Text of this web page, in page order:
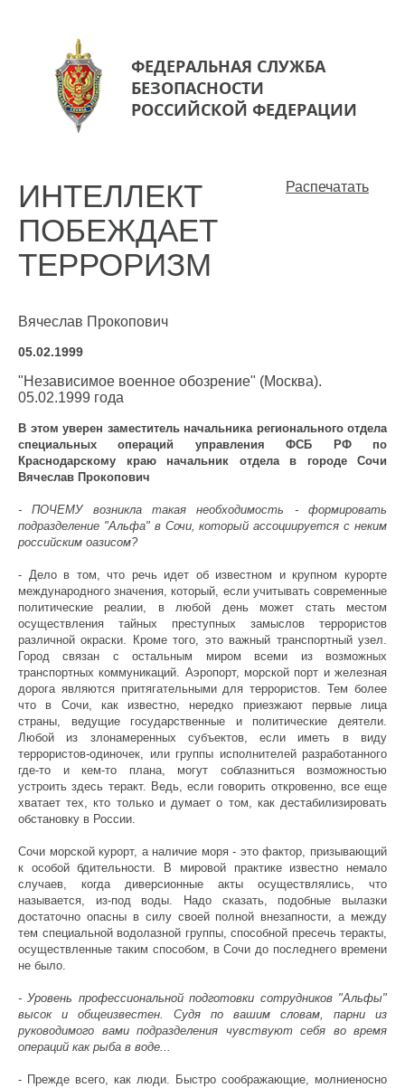
ФЕДЕРАЛЬНАЯ СЛУЖБА
БЕЗОПАСНОСТИ
РОССИЙСКОЙ ФЕДЕРАЦИИ
Распечатать
ИНТЕЛЛЕКТ
ПОБЕЖДАЕТ
ТЕРРОРИЗМ
Вячеслав Прокопович
05.02.1999
"Независимое военное обозрение" (Москва).
05.02.1999 года
В этом уверен заместитель начальника регионального отдела
специальных операций управления ФСБ РФ по
Краснодарскому краю начальник отдела в городе Сочи
Вячеслав Прокопович
- ПОЧЕМУ возникла такая необходимость - формировать
подразделение "Альфа" в Сочи, который ассоциируется с неким
российским оазисом?
- Дело в том, что речь идет об известном и крупном курорте
международного значения, который, если учитывать современные
политические реалии, в любой день может стать местом
осуществления тайных преступных замыслов террористов
различной окраски. Кроме того, это важный транспортный узел.
Город связан с остальным миром всеми из возможных
транспортных коммуникаций. Аэропорт, морской порт и железная
дорога являются притягательными для террористов. Тем более
что в Сочи, как известно, нередко приезжают первые лица
страны, ведущие государственные и политические деятели.
Любой из злонамеренных субъектов, если иметь в виду
террористов-одиночек, или группы исполнителей разработанного
где-то и кем-то плана, могут соблазниться возможностью
устроить здесь теракт. Ведь, если говорить откровенно, все еще
хватает тех, кто только и думает о том, как дестабилизировать
обстановку в России.
Сочи морской курорт, а наличие моря - это фактор, призывающий
к особой бдительности. В мировой практике известно немало
случаев, когда диверсионные акты осуществлялись, что
называется, из-под воды. Надо сказать, подобные вылазки
достаточно опасны в силу своей полной внезапности, а между
тем специальной водолазной группы, способной пресечь теракты,
осуществленные таким способом, в Сочи до последнего времени
не было.
- Уровень профессиональной подготовки сотрудников "Альфы"
высок и общеизвестен. Судя по вашим словам, парни из
руководимого вами подразделения чувствуют себя во время
операций как рыба в воде...
- Прежде всего, как люди. Быстро соображающие, молниеносно